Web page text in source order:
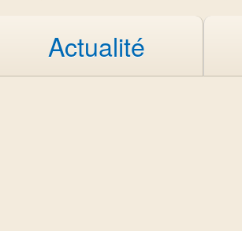
Actualité